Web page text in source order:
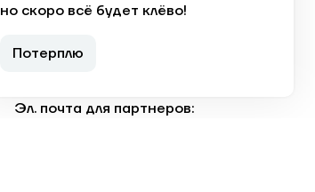
Астрахань, ул. Николая Островского,
Эл. почта для партнеров:
но скоро всё будет клёво!
Потерплю